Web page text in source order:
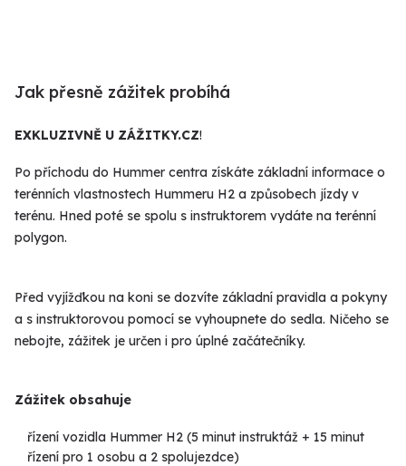
Jak přesně zážitek probíhá
EXKLUZIVNĚ U ZÁŽITKY.CZ!
Po příchodu do Hummer centra získáte základní informace o
terénních vlastnostech Hummeru H2 a způsobech jízdy v
terénu. Hned poté se spolu s instruktorem vydáte na terénní
polygon.
Před vyjížďkou na koni se dozvíte základní pravidla a pokyny
a s instruktorovou pomocí se vyhoupnete do sedla. Ničeho se
nebojte, zážitek je určen i pro úplné začátečníky.
Zážitek obsahuje
řízení vozidla Hummer H2 (5 minut instruktáž + 15 minut
řízení pro 1 osobu a 2 spolujezdce)